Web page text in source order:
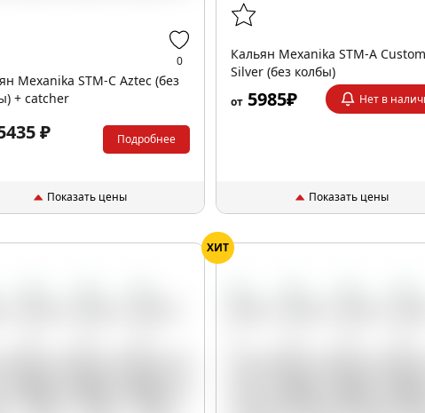
0
Mexanika STM-C Aztec (без
+ catcher
₽ Подробнее
Показать цены
Кальян Mexanika STM-A Custom
Silver (без колбы)
от 5985₽ Нет в
Показать цены
ХИТ